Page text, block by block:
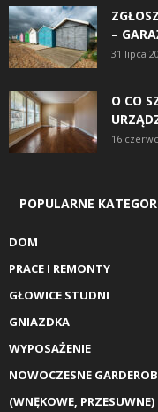
–
31 lipca
O CO
16
POPULARNE
DOM
PRACE I REMONTY
GŁOWICE STUDNI
GNIAZDKA
WYPOSAŻENIE
NOWOCZESNE
(WNĘKOWE, PRZESUWNE)